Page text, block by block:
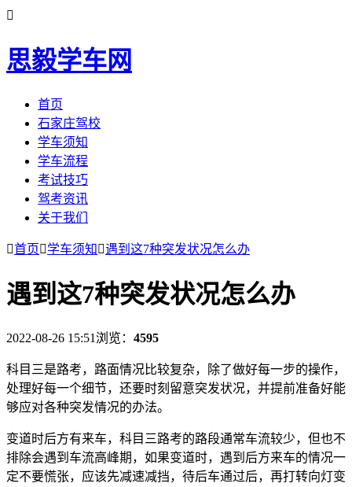

思毅学车网
首页
石家庄驾校
学车须知
学车流程
考试技巧
驾考资讯
关于我们
首页学车须知 遇到这7种突发状况怎么办
遇到这7种突发状况怎么办
2022-08-26 15:51 浏览： 4595
科目三是路考，路面情况比较复杂，除了做好每一步的操作，
处理好每一个细节，还要时刻留意突发状况，并提前准备好能
够应对各种突发情况的办法。
变道时后方有来车，科目三路考的路段通常车流较少，但也不
排除会遇到车流高峰期，如果变道时，遇到后方来车的情况一
定不要慌张，应该先减速减挡，待后车通过后，再打转向灯变